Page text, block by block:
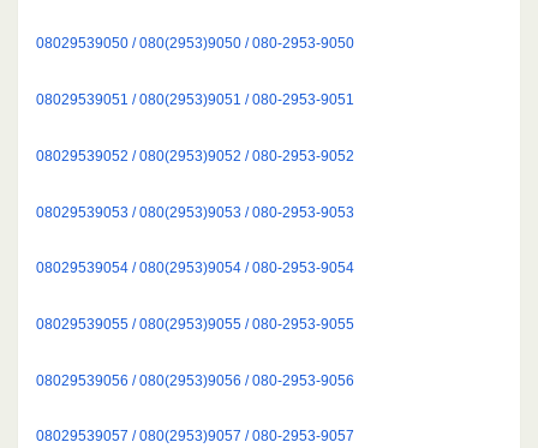
08029539050 / 080(2953)9050 / 080-2953-9050
08029539051 / 080(2953)9051 / 080-2953-9051
08029539052 / 080(2953)9052 / 080-2953-9052
08029539053 / 080(2953)9053 / 080-2953-9053
08029539054 / 080(2953)9054 / 080-2953-9054
08029539055 / 080(2953)9055 / 080-2953-9055
08029539056 / 080(2953)9056 / 080-2953-9056
08029539057 / 080(2953)9057 / 080-2953-9057